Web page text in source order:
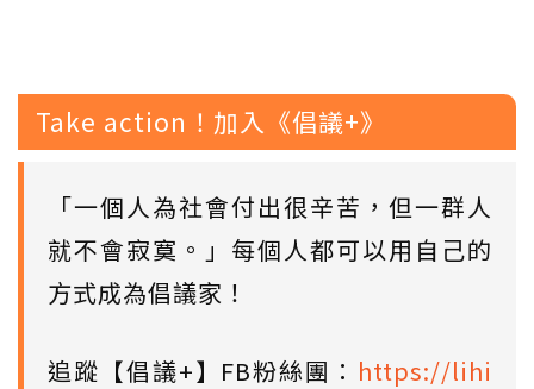
Take action！加入《倡議+》
「一個人為社會付出很辛苦，但一群人
就不會寂寞。」每個人都可以用自己的
方式成為倡議家！
追蹤【倡議+】FB粉絲團： https://lihi